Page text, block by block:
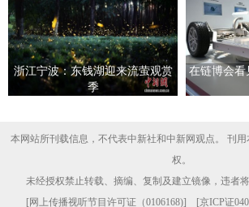
浙江宁波：东钱湖迎来流萤观赏
季
在链博会看
本网站所刊载信息，不代表中新社和中新网观点。 刊
权。
未经授权禁止转载、摘编、复制及建立镜像，违者
[网上传播视听节目许可证（0106168)] [京ICP证